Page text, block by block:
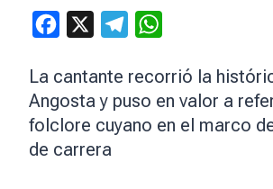
Facebook Telegram
La cantante recorrió la
Angosta y puso en valor a
folclore cuyano en el marco
de carrera